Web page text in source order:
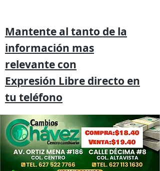
Mantente al tanto de la
información mas
relevante con
Expresión Libre directo en
tu teléfono